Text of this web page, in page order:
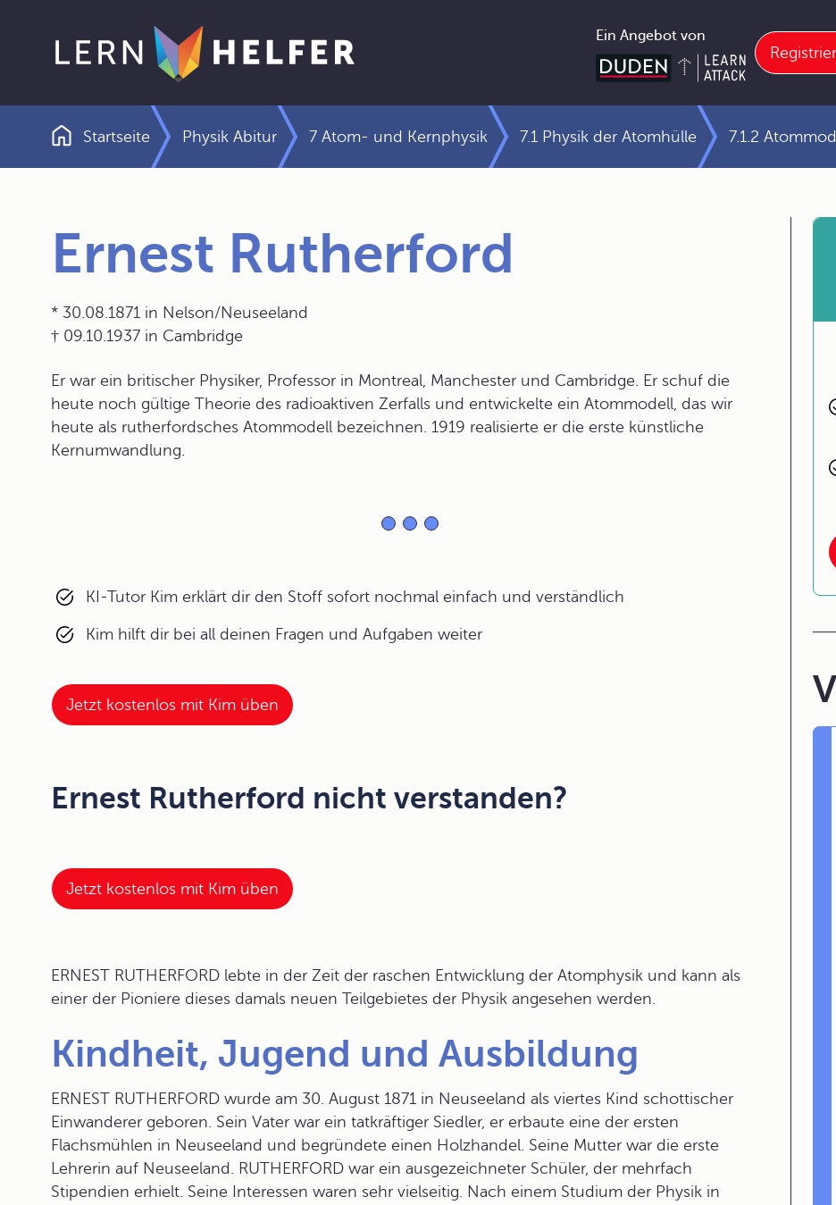
Ein Angebot von
Pfadnavigation
Startseite Physik Abitur 7 Atom- und Kernphysik 7.1 Physik der Atomhülle 7.1.2
Ernest Rutherford
* 30.08.1871 in Nelson/Neuseeland
† 09.10.1937 in Cambridge
Er war ein britischer Physiker, Professor in Montreal, Manchester und Cambridge. Er schuf die
heute noch gültige Theorie des radioaktiven Zerfalls und entwickelte ein Atommodell, das wir
heute als rutherfordsches Atommodell bezeichnen. 1919 realisierte er die erste künstliche
Kernumwandlung.
KI-Tutor Kim erklärt dir den Stoff sofort nochmal einfach und verständlich
Kim hilft dir bei all deinen Fragen und Aufgaben weiter
Jetzt kostenlos mit Kim üben
Ernest Rutherford nicht verstanden?
Jetzt kostenlos mit Kim üben
ERNEST RUTHERFORD lebte in der Zeit der raschen Entwicklung der Atomphysik und kann als
einer der Pioniere dieses damals neuen Teilgebietes der Physik angesehen werden.
Kindheit, Jugend und Ausbildung
ERNEST RUTHERFORD wurde am 30. August 1871 in Neuseeland als viertes Kind schottischer
Einwanderer geboren. Sein Vater war ein tatkräftiger Siedler, er erbaute eine der ersten
Flachsmühlen in Neuseeland und begründete einen Holzhandel. Seine Mutter war die erste
Lehrerin auf Neuseeland. RUTHERFORD war ein ausgezeichneter Schüler, der mehrfach
Stipendien erhielt. Seine Interessen waren sehr vielseitig. Nach einem Studium der Physik in